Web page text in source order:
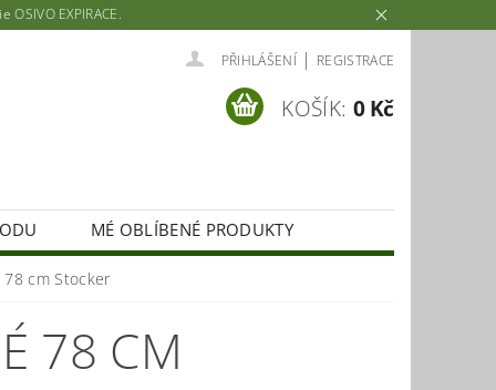
EXPIRACE.
PŘIHLÁŠENÍ | REGISTRACE
KOŠÍK: 0 Kč
MÉ OBLÍBENÉ PRODUKTY
cm Stocker
78 CM